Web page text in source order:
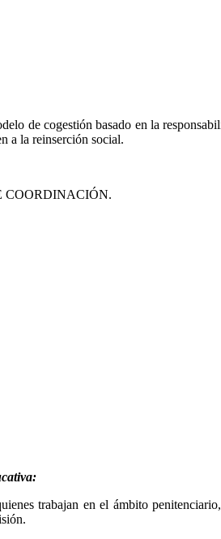
de cogestión basado en la
a la reinserción social.
COORDINACIÓN.
trabajan en el ámbito